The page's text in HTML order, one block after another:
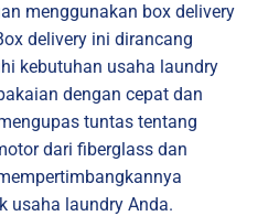
menggunakan box delivery
delivery ini dirancang
kebutuhan usaha laundry
dengan cepat dan
tuntas tentang
dari fiberglass dan
usaha laundry Anda.